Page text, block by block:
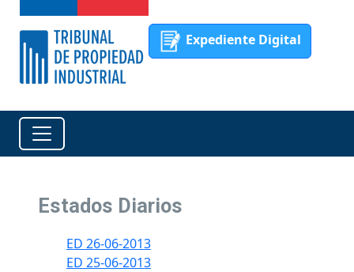
Expediente Digital
Estados Diarios
ED 26-06-2013
ED 25-06-2013